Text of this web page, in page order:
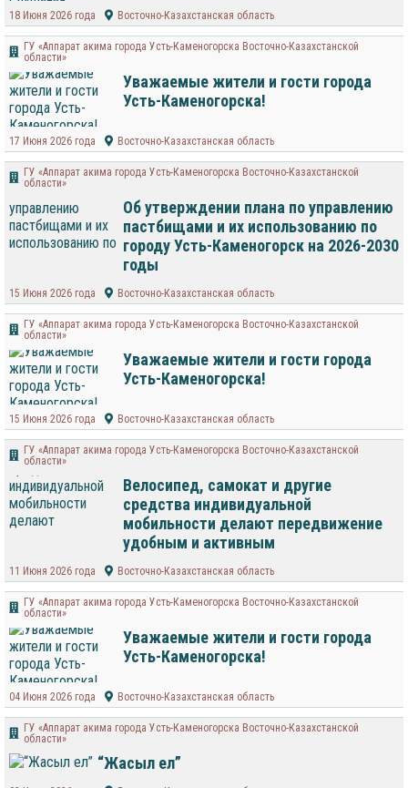
18 Июня 2026 года Восточно-Казахстанская область
ГУ «Аппарат акима города Усть-Каменогорска Восточно-Казахстанской
области»
Уважаемые жители и гости города
Усть-Каменогорска!
17 Июня 2026 года Восточно-Казахстанская область
ГУ «Аппарат акима города Усть-Каменогорска Восточно-Казахстанской
области»
Об утверждении плана по управлению
пастбищами и их использованию по
городу Усть-Каменогорск на 2026-2030
годы
15 Июня 2026 года Восточно-Казахстанская область
ГУ «Аппарат акима города Усть-Каменогорска Восточно-Казахстанской
области»
Уважаемые жители и гости города
Усть-Каменогорска!
15 Июня 2026 года Восточно-Казахстанская область
ГУ «Аппарат акима города Усть-Каменогорска Восточно-Казахстанской
области»
Велосипед, самокат и другие
средства индивидуальной
мобильности делают передвижение
удобным и активным
11 Июня 2026 года Восточно-Казахстанская область
ГУ «Аппарат акима города Усть-Каменогорска Восточно-Казахстанской
области»
Уважаемые жители и гости города
Усть-Каменогорска!
04 Июня 2026 года Восточно-Казахстанская область
ГУ «Аппарат акима города Усть-Каменогорска Восточно-Казахстанской
области»
“Жасыл ел”